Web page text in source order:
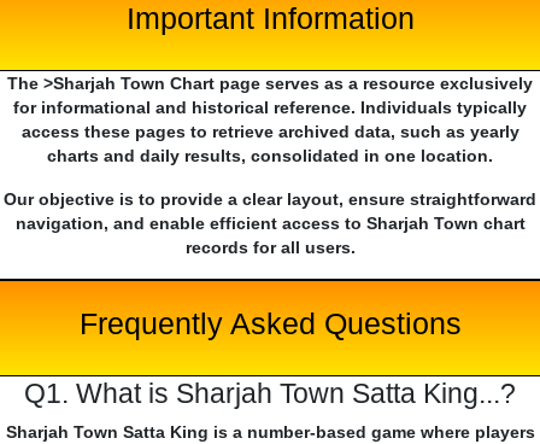
Important Information
The >Sharjah Town Chart page serves as a resource exclusively
for informational and historical reference. Individuals typically
access these pages to retrieve archived data, such as yearly
charts and daily results, consolidated in one location.
Our objective is to provide a clear layout, ensure straightforward
navigation, and enable efficient access to Sharjah Town chart
records for all users.
Frequently Asked Questions
Q1. What is Sharjah Town Satta King...?
Sharjah Town Satta King is a number-based game where players